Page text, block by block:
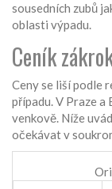
sousedních zubů
oblasti výpadu.
Ceník
Ceny se liší podle
případu. V Praze a
venkově. Níže
očekávat v